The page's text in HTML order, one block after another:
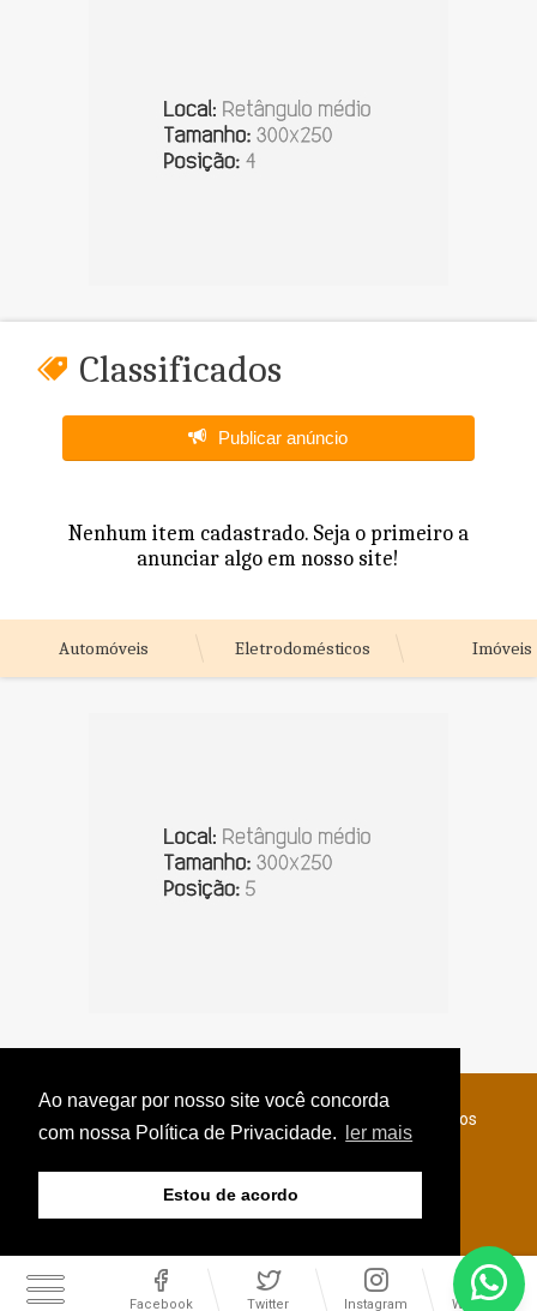
Ao navegar por nosso site você concorda
com nossa Política de Privacidade.
ler mais
Estou de acordo
Facebook Twitter Instagram WhatsApp
Classificados
Publicar anúncio
Nenhum item cadastrado. Seja o primeiro a
anunciar algo em nosso site!
Automóveis Eletrodomésticos Imóveis
© Copyright 2026 - Jornal do Interior - Todos os direitos
reservados